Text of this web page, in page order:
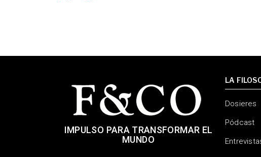
IMPULSO PARA TRANSFORMAR EL
MUNDO
LA
Dosieres
Pódcast